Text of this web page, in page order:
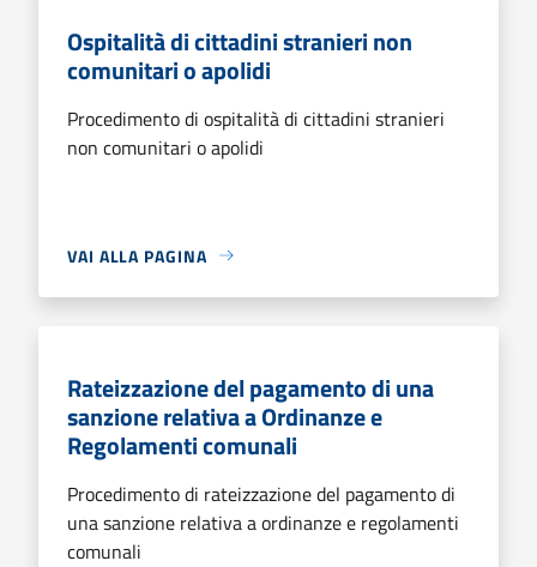
Ospitalità di cittadini stranieri non
comunitari o apolidi
Procedimento di ospitalità di cittadini stranieri
non comunitari o apolidi
VAI ALLA PAGINA
Rateizzazione del pagamento di una
sanzione relativa a Ordinanze e
Regolamenti comunali
Procedimento di rateizzazione del pagamento di
una sanzione relativa a ordinanze e regolamenti
comunali